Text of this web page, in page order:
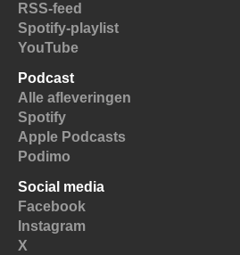
RSS-feed
Spotify-playlist
YouTube
Podcast
Alle afleveringen
Spotify
Apple Podcasts
Podimo
Social media
Facebook
Instagram
X